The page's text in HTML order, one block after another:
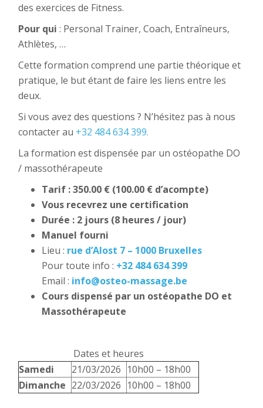
des exercices de Fitness.
Pour qui : Personal Trainer, Coach, Entraîneurs,
Athlètes, …
Cette formation comprend une partie théorique et
pratique, le but étant de faire les liens entre les
deux.
Si vous avez des questions ? N’hésitez pas à nous
contacter au +32 484 634 399.
La formation est dispensée par un ostéopathe DO
/ massothérapeute
Tarif : 350.00 € (100.00 € d’acompte)
Vous recevrez une certification
Durée : 2 jours (8 heures / jour)
Manuel fourni
Lieu : rue d’Alost 7 – 1000 Bruxelles
Pour toute info : +32 484 634 399
Email : info@osteo-massage.be
Cours dispensé par un ostéopathe DO et
Massothérapeute
Dates et heures
Samedi
21/03/2026 10h00 – 18h00
Dimanche 22/03/2026 10h00 – 18h00